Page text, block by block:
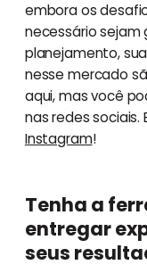
embora os
necessário sejam
planejamento,
nesse mercado
aqui, mas você
nas redes
Instagram!
Tenha a
entregar
seus